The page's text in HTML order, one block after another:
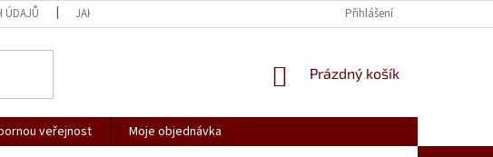
ÚDAJŮ JAK NAKUPOVAT REKLAMACE, VRÁCENÍ ZBOŽÍ
Přihlášení
NÁKUPNÍ
Prázdný košík
veřejnost
Moje objednávka